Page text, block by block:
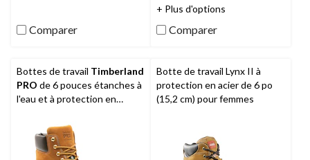
Comparer
5.
13
évaluations
+ Plus d'options
Comparer
Bottes de travail Timberland
PRO de 6 pouces étanches à
l'eau et à protection en
pour hommes, Iconic
Botte de travail Lynx II à
protection en acier de 6 po
(15,2 cm) pour femmes